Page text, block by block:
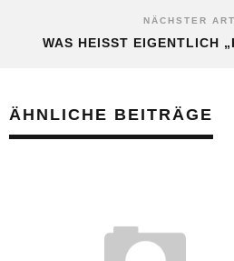
NÄCHSTER
WAS HEISST EIGENTLICH
ÄHNLICHE BEITRÄGE